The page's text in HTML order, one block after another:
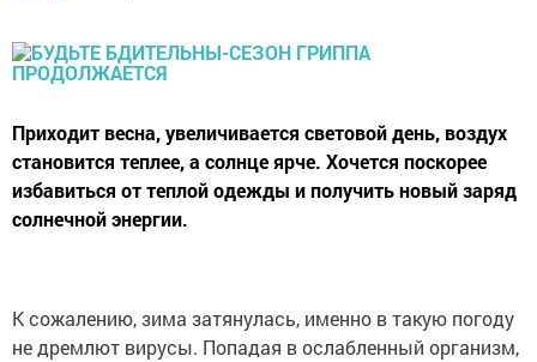
Приходит весна, увеличивается световой день, воздух
становится теплее, а солнце ярче. Хочется поскорее
избавиться от теплой одежды и получить новый заряд
солнечной энергии.
К сожалению, зима затянулась, именно в такую погоду
не дремлют вирусы. Попадая в ослабленный организм,